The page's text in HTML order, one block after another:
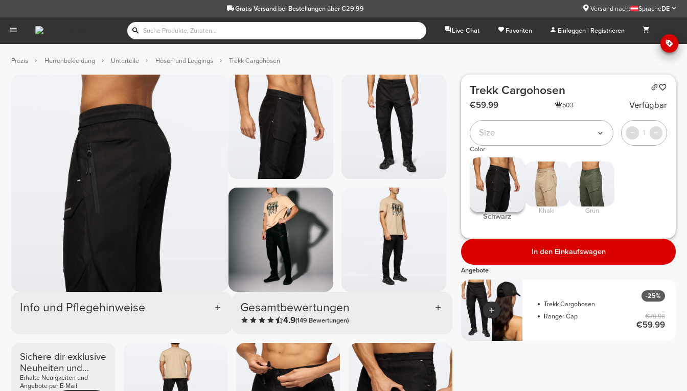
Gratis Versandbei Bestellungen über €29.99 Versand nach: SpracheDE
Live-Chat Favoriten Einloggen | Registrieren
Prozis Herrenbekleidung Unterteile Hosen und Leggings Trekk Cargohosen
Info und Pflegehinweise Gesamtbewertungen
4.9(149 Bewertungen)
Sichere dir exklusive
Neuheiten und
Angebote
Erhalte Neuigkeiten und
Angebote per E-Mail
Trekk Cargohosen
€59.99 503 Verfügbar
Size 1
Color
Schwarz
Khaki Grün
In den Einkaufswagen
Angebote
Trekk Cargohosen
Ranger Cap
-25%
€79.98
€59.99